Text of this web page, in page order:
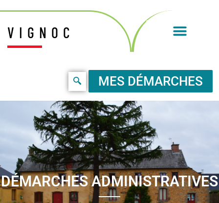
VIGNOC
MES DÉMARCHES
DÉMARCHES ADMINISTRATIVES